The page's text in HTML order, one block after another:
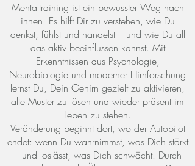
Mentaltraining ist ein bewusster Weg nach
innen. Es hilft Dir zu verstehen, wie Du
denkst, fühlst und handelst – und wie Du all
das aktiv beeinflussen kannst. Mit
Erkenntnissen aus Psychologie,
Neurobiologie und moderner Hirnforschung
lernst Du, Dein Gehirn gezielt zu aktivieren,
alte Muster zu lösen und wieder präsent im
Leben zu stehen.
Veränderung beginnt dort, wo der Autopilot
endet: wenn Du wahrnimmst, was Dich stärkt
– und loslässt, was Dich schwächt. Durch